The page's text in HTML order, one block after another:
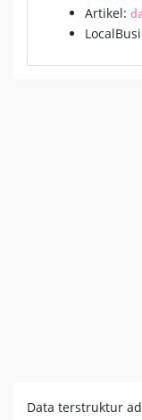
Artikel:
Data terstruktur